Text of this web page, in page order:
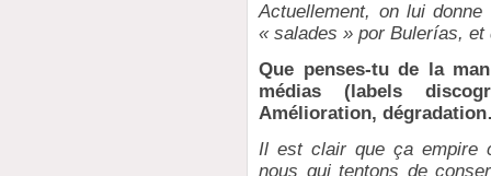
Actuellement, on lui donne
« salades » por Bulerías, et
Que penses-tu de la
médias (labels
Amélioration,
Il est clair que ça empire
nous qui tentons de